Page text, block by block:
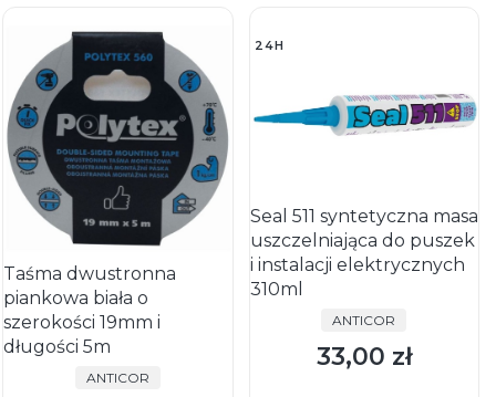
Taśma dwustronna
piankowa biała o
szerokości 19mm i
długości 5m
PRODUCENT
ANTICOR
24H
Seal 511 syntetyczna masa
uszczelniająca do puszek
i instalacji elektrycznych
310ml
PRODUCENT
ANTICOR
Cena
33,00 zł